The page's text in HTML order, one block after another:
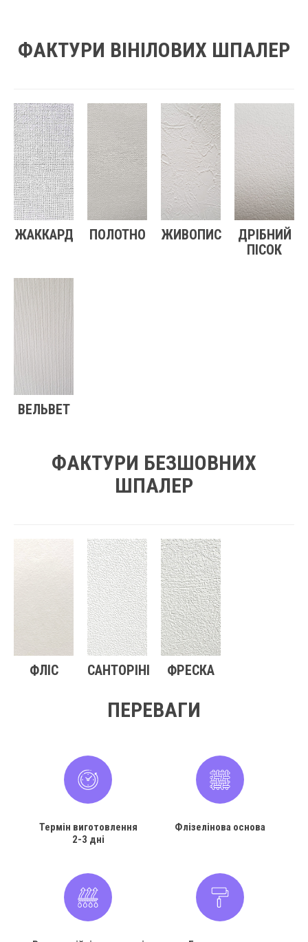
ФАКТУРИ ВІНІЛОВИХ ШПАЛЕР
ЖАККАРД ПОЛОТНО ЖИВОПИС
ДРІБНИЙ
ПІСОК
ВЕЛЬВЕТ
ФАКТУРИ БЕЗШОВНИХ
ШПАЛЕР
ФЛІС САНТОРІНІ ФРЕСКА
ПЕРЕВАГИ
Термін виготовлення
2-3 дні
Флізелінова основа